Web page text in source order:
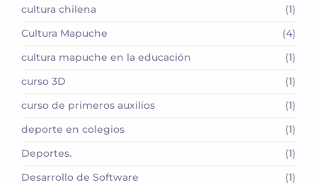
cultura chilena
(1)
Cultura Mapuche
(4)
cultura mapuche en la educación
(1)
curso 3D
(1)
curso de primeros auxilios
(1)
deporte en colegios
(1)
Deportes.
(1)
Desarrollo de Software
(1)